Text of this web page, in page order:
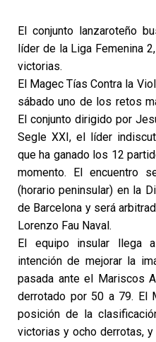
El conjunto lanzaroteño
líder de la Liga Femenina
victorias.
El Magec Tías Contra la
sábado uno de los retos
El conjunto dirigido por
Segle XXI, el líder
que ha ganado los 12
momento. El encuentro
(horario peninsular) en la
de Barcelona y será
Lorenzo Fau Naval.
El equipo insular llega
intención de mejorar la
pasada ante el Mariscos
derrotado por 50 a 79. El
posición de la
victorias y ocho derrotas,